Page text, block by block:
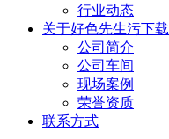
行业动态
关于好色先生污下载
公司简介
公司车间
现场案例
荣誉资质
联系方式